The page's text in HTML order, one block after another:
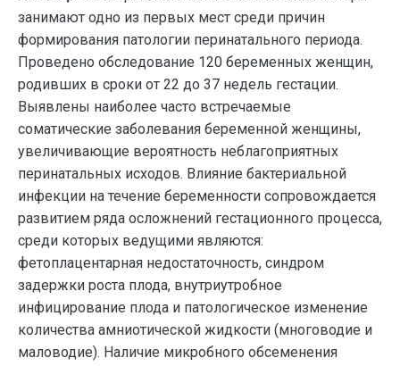
занимают одно из первых мест среди причин
формирования патологии перинатального периода.
Проведено обследование 120 беременных женщин,
родивших в сроки от 22 до 37 недель гестации.
Выявлены наиболее часто встречаемые
соматические заболевания беременной женщины,
увеличивающие вероятность неблагоприятных
перинатальных исходов. Влияние бактериальной
инфекции на течение беременности сопровождается
развитием ряда осложнений гестационного процесса,
среди которых ведущими являются:
фетоплацентарная недостаточность, синдром
задержки роста плода, внутриутробное
инфицирование плода и патологическое изменение
количества амниотической жидкости (многоводие и
маловодие). Наличие микробного обсеменения